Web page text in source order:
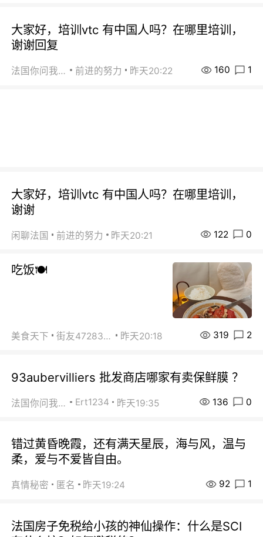
大家好，培训vtc 有中国人吗？在哪里培训，
谢谢回复
法国你问我答 前进的努力 昨天20:22 160 1
大家好，培训vtc 有中国人吗？在哪里培训，
谢谢
闲聊法国 前进的努力 昨天20:21 122 0
吃饭🍽️
美食天下 街友472838572 昨天20:18 319 2
93aubervilliers 批发商店哪家有卖保鲜膜 ？
法国你问我答 Ert1234 昨天19:35 136 0
错过黄昏晚霞，还有满天星辰，海与风，温与
柔，爱与不爱皆自由。
真情秘密 匿名 昨天19:24 92 1
法国房子免税给小孩的神仙操作：什么是SCI